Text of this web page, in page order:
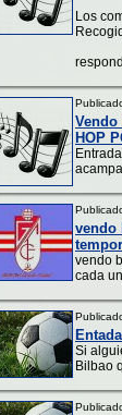
Los
Vendo
HOP
vendo
vendo
cada
Si
Bilbao